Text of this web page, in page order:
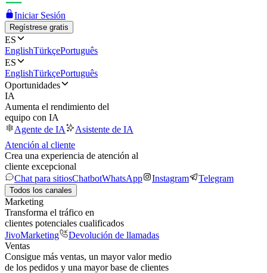
Iniciar Sesión
Regístrese gratis
ES
EnglishTürkçePortuguês
ES
EnglishTürkçePortuguês
Oportunidades
IA
Aumenta el rendimiento del
equipo con IA
Agente de IA
Asistente de IA
Atención al cliente
Crea una experiencia de atención al
cliente excepcional
Chat para sitiosChatbotWhatsApp Instagram Telegram
Todos los canales
Marketing
Transforma el tráfico en
clientes potenciales cualificados
JivoMarketing
Devolución de llamadas
Ventas
Consigue más ventas, un mayor valor medio
de los pedidos y una mayor base de clientes